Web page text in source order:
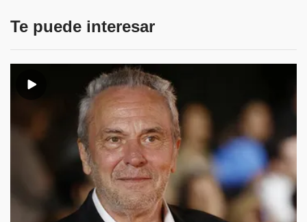
Te puede interesar